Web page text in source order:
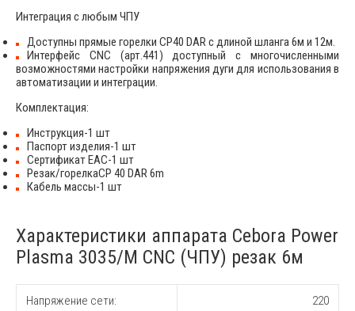
Интеграция с любым ЧПУ
Доступны прямые горелки CP40 DAR с длиной шланга 6м и 12м.
Интерфейс CNC (арт.441) доступный с многочисленными
возможностями настройки напряжения дуги для использования в
автоматизации и интеграции.
Комплектация:
Инструкция-1 шт
Паспорт изделия-1 шт
Сертификат ЕАС-1 шт
Резак/горелкаCP 40 DAR 6m
​Кабель массы-1 шт
Характеристики аппарата Cebora Power
Plasma 3035/M CNC (ЧПУ) резак 6м
Напряжение сети: 220